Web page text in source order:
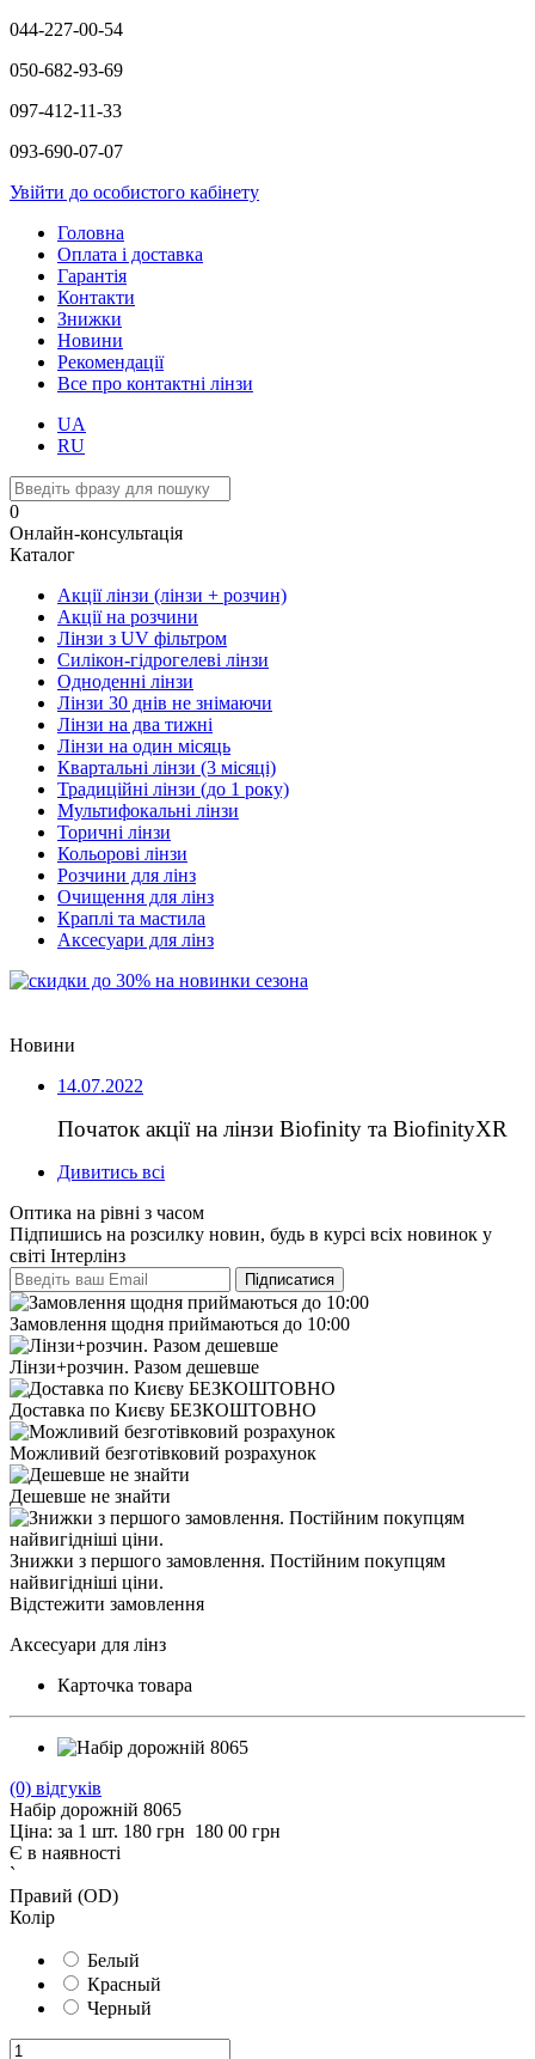
044-227-00-54
050-682-93-69
097-412-11-33
093-690-07-07
Увійти до особистого кабінету
Головна
Оплата і доставка
Гарантія
Контакти
Знижки
Новини
Рекомендації
Все про контактні лінзи
UA
RU
0
Онлайн-консультація
Каталог
Акції лінзи (лінзи + розчин)
Акції на розчини
Лінзи з UV фільтром
Силікон-гідрогелеві лінзи
Одноденні лінзи
Лінзи 30 днів не знімаючи
Лінзи на два тижні
Лінзи на один місяць
Квартальні лінзи (3 місяці)
Традиційні лінзи (до 1 року)
Мультифокальні лінзи
Торичні лінзи
Кольорові лінзи
Розчини для лінз
Очищення для лінз
Краплі та мастила
Аксесуари для лінз
Новини
14.07.2022
Початок акції на лінзи Biofinity та BiofinityXR
Дивитись всі
Оптика на рівні з часом
Підпишись на розсилку новин, будь в курсі всіх новинок у
світі Інтерлінз
Замовлення щодня приймаються до 10:00
Лінзи+розчин. Разом дешевше
Доставка по Києву БЕЗКОШТОВНО
Можливий безготівковий розрахунок
Дешевше не знайти
Знижки з першого замовлення. Постійним покупцям
найвигідніші ціни.
Відстежити замовлення
Аксесуари для лінз
Карточка товара
(0) відгуків
Набір дорожній 8065
Ціна: за 1 шт. 180 грн 180 00 грн
Є в наявності
`
Правий (OD)
Колір
Белый
Красный
Черный